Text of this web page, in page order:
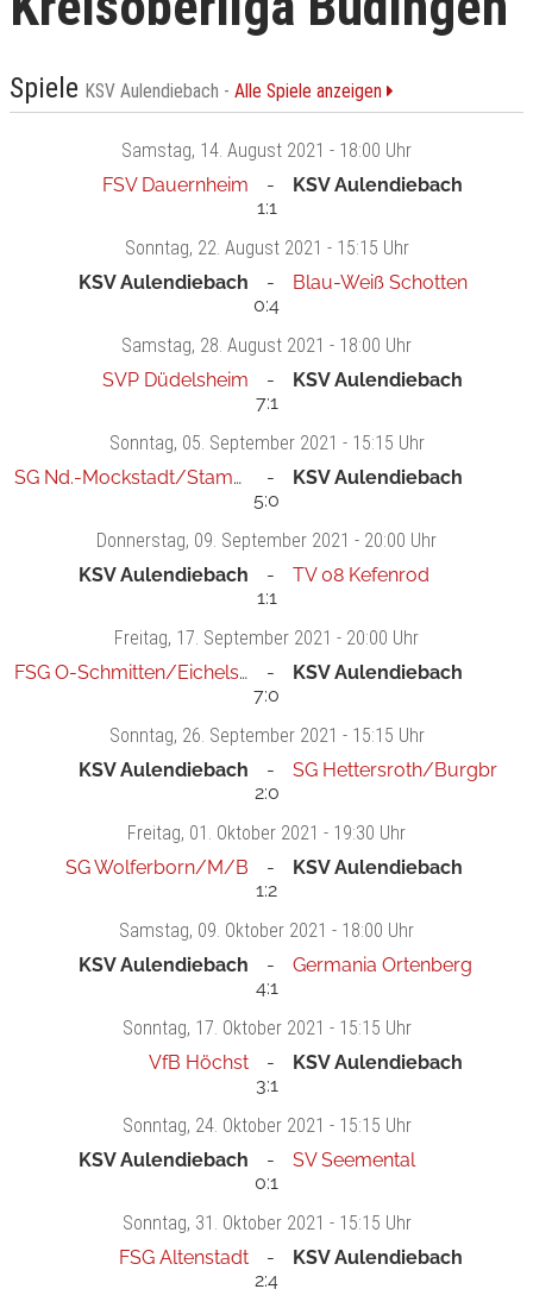
Spiele KSV Aulendiebach - Alle Spiele anzeigen
Samstag, 14. August 2021 - 18:00 Uhr
FSV Dauernheim
KSV Aulendiebach
1:1
Sonntag, 22. August 2021 - 15:15 Uhr
KSV Aulendiebach
Blau-Weiß Schotten
0:4
Samstag, 28. August 2021 - 18:00 Uhr
SVP Düdelsheim
KSV Aulendiebach
7:1
Sonntag, 05. September 2021 - 15:15 Uhr
SG Nd.-Mockstadt/Stammh.
KSV Aulendiebach
5:0
Donnerstag, 09. September 2021 - 20:00 Uhr
KSV Aulendiebach
TV 08 Kefenrod
1:1
Freitag, 17. September 2021 - 20:00 Uhr
FSG O-Schmitten/Eichelsd
KSV Aulendiebach
7:0
Sonntag, 26. September 2021 - 15:15 Uhr
KSV Aulendiebach
SG Hettersroth/Burgbr
2:0
Freitag, 01. Oktober 2021 - 19:30 Uhr
SG Wolferborn/M/B
KSV Aulendiebach
1:2
Samstag, 09. Oktober 2021 - 18:00 Uhr
KSV Aulendiebach
Germania Ortenberg
4:1
Sonntag, 17. Oktober 2021 - 15:15 Uhr
VfB Höchst
KSV Aulendiebach
3:1
Sonntag, 24. Oktober 2021 - 15:15 Uhr
KSV Aulendiebach
SV Seemental
0:1
Sonntag, 31. Oktober 2021 - 15:15 Uhr
FSG Altenstadt
KSV Aulendiebach
2:4